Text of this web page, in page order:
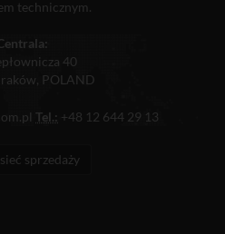
technicznym.
40
POLAND
Tel.: +48 12 644 29 13
sprzedaży